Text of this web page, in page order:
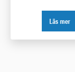
Läs mer